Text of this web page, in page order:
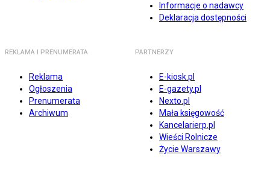
Informacje o nadawcy
Deklaracja dostępności
REKLAMA I PRENUMERATA
Reklama
Ogłoszenia
Prenumerata
Archiwum
PARTNERZY
E-kiosk.pl
E-gazety.pl
Nexto.pl
Mała księgowość
Kancelarierp.pl
Wieści Rolnicze
Życie Warszawy